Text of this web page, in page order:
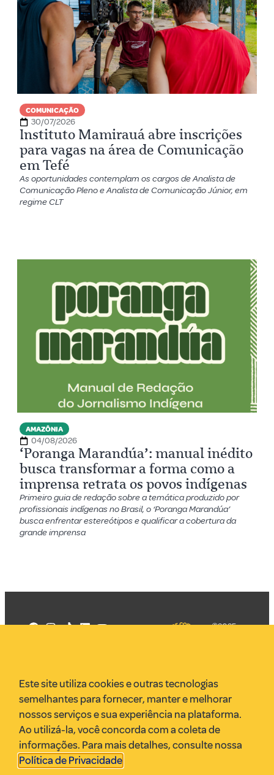
COMUNICAÇÃO
30/07/2026
Instituto Mamirauá abre inscrições
para vagas na área de Comunicação
em Tefé
As oportunidades contemplam os cargos de Analista de
Comunicação Pleno e Analista de Comunicação Júnior, em
regime CLT
AMAZÔNIA
04/08/2026
‘Poranga Marandúa’: manual inédito
busca transformar a forma como a
imprensa retrata os povos indígenas
Primeiro guia de redação sobre a temática produzido por
profissionais indígenas no Brasil, o ‘Poranga Marandúa’
busca enfrentar estereótipos e qualificar a cobertura da
grande imprensa
VR Assessoria
Parcerias
Envie uma pauta
Anuncie
©2025
Este site utiliza cookies e outras tecnologias
semelhantes para fornecer, manter e melhorar
nossos serviços e sua experiência na plataforma.
Ao utilizá-la, você concorda com a coleta de
informações. Para mais detalhes, consulte nossa
Política de Privacidade.